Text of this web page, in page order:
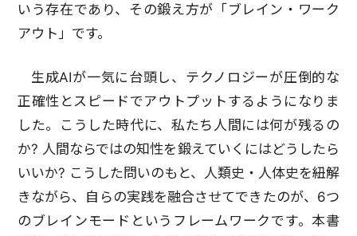
いう存在であり、その鍛え方が「ブレイン・ワーク
アウト」です。
生成AIが一気に台頭し、テクノロジーが圧倒的な
正確性とスピードでアウトプットするようになりま
した。こうした時代に、私たち人間には何が残るの
か? 人間ならではの知性を鍛えていくにはどうしたら
いいか? こうした問いのもと、人類史・人体史を紐解
きながら、自らの実践を融合させてできたのが、6つ
のブレインモードというフレームワークです。本書